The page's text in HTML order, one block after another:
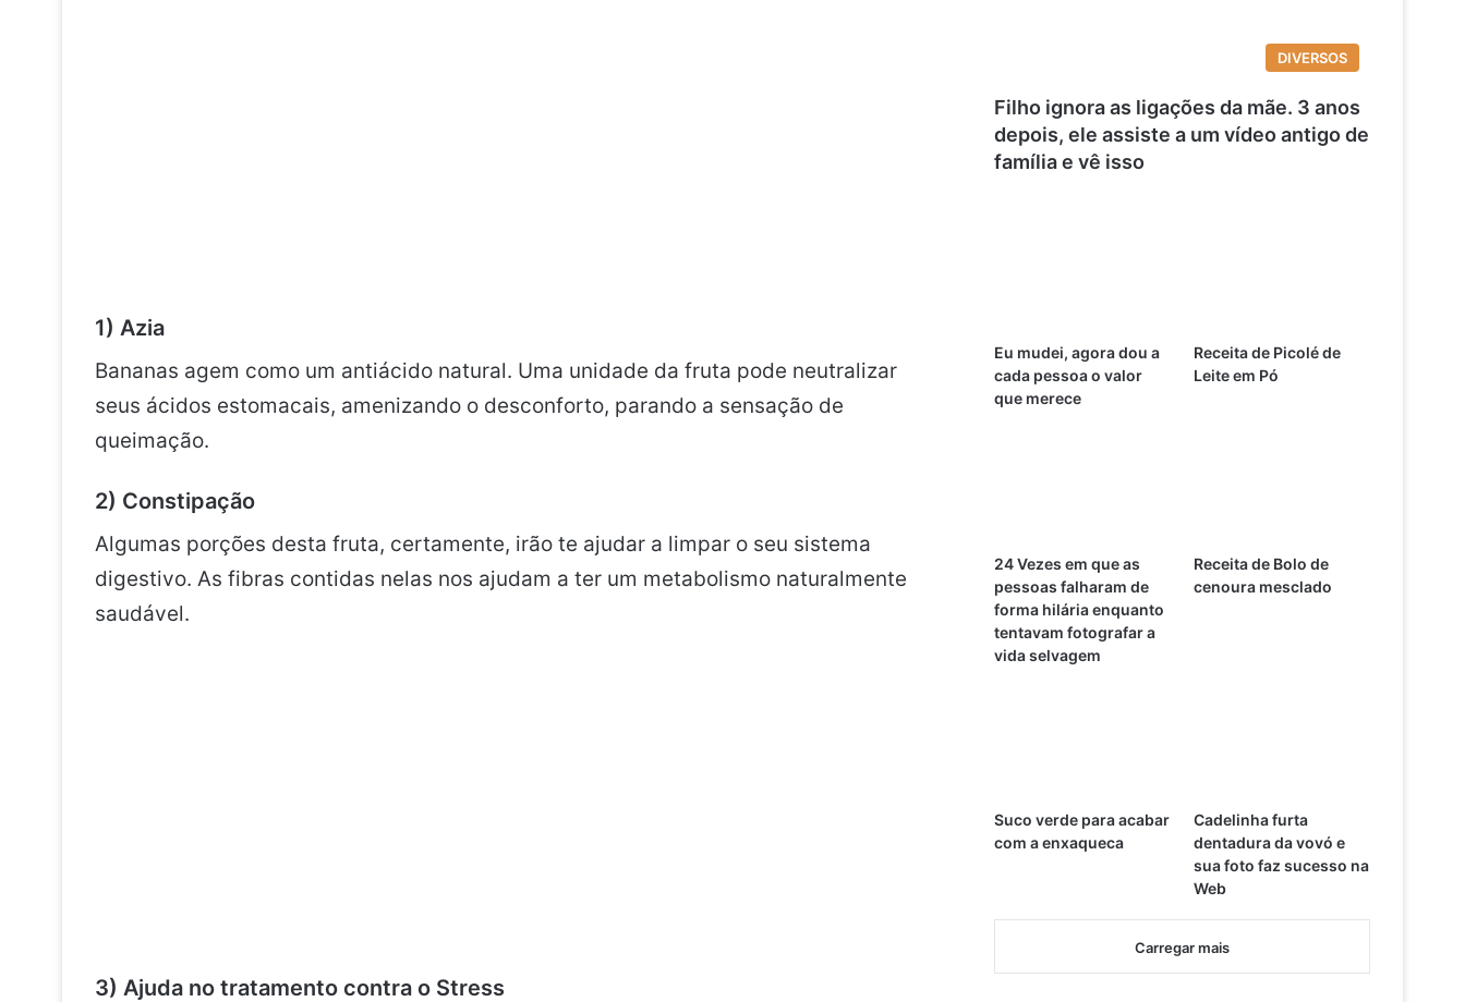
1) Azia
Bananas agem como um antiácido natural. Uma unidade da fruta pode neutralizar
seus ácidos estomacais, amenizando o desconforto, parando a sensação de
queimação.
2) Constipação
Algumas porções desta fruta, certamente, irão te ajudar a limpar o seu sistema
digestivo. As fibras contidas nelas nos ajudam a ter um metabolismo naturalmente
saudável.
3) Ajuda no tratamento contra o Stress
DIVERSOS
Filho ignora as ligações da mãe. 3 anos
depois, ele assiste a um vídeo antigo de
família e vê isso
Eu mudei, agora dou a
cada pessoa o valor
que merece
Receita de Picolé de
Leite em Pó
24 Vezes em que as
pessoas falharam de
forma hilária enquanto
tentavam fotografar a
vida selvagem
Receita de Bolo de
cenoura mesclado
Suco verde para acabar
com a enxaqueca
Cadelinha furta
dentadura da vovó e
sua foto faz sucesso na
Web
Carregar mais